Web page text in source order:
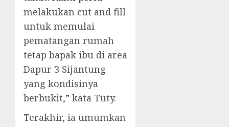
melakukan cut and fill
untuk memulai
pematangan rumah
tetap bapak ibu di area
Dapur 3 Sijantung
yang kondisinya
berbukit,” kata Tuty.
Terakhir, ia umumkan